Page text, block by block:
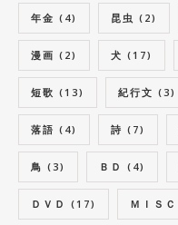
年金 (4) 昆虫 (2)
漫画 (2) 犬 (17)
短歌 (13) 紀行文 (3)
落語 (4) 詩 (7)
鳥 (3) ＢＤ (4)
ＤＶＤ (17) ＭＩＳＣ